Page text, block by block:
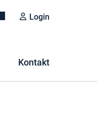
Login
Kontakt